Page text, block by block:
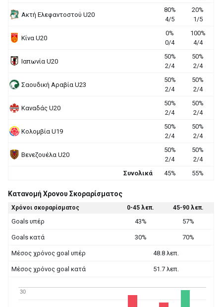
Ακτή Ελεφαντοστού U20
80%
4/5
20%
1/5
Κίνα U20
0%
0/4
100%
4/4
Ιαπωνία U20
50%
2/4
50%
2/4
Σαουδική Αραβία U23
50%
2/4
50%
2/4
Καναδάς U20
50%
2/4
50%
2/4
Κολομβία U19
50%
2/4
50%
2/4
Βενεζουέλα U20
50%
2/4
50%
2/4
Συνολικά
45% 55%
Κατανομή Χρονου Σκοραρίσματος
Χρόνοι σκοραρίσματος 0-45 λεπ. 45-90 λεπ.
Goals υπέρ 43% 57%
Goals κατά 30% 70%
Μέσος χρόνος goal υπέρ 48.8 λεπ.
Μέσος χρόνος goal κατά 51.7 λεπ.
30